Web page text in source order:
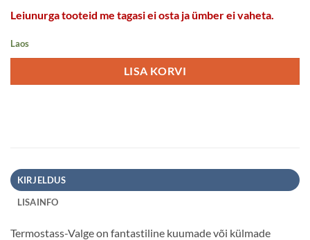
Leiunurga tooteid me tagasi ei osta ja ümber ei vaheta.
Laos
LISA KORVI
KIRJELDUS
LISAINFO
Termostass-Valge on fantastiline kuumade või külmade